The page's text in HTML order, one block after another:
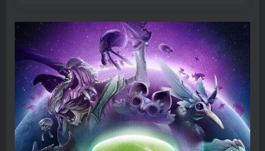
扫码登录即表示同意用户协议、隐私声明